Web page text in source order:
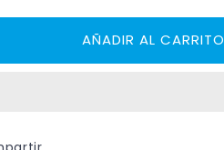
para
Guantes
Hockey
AÑADIR AL CARRITO